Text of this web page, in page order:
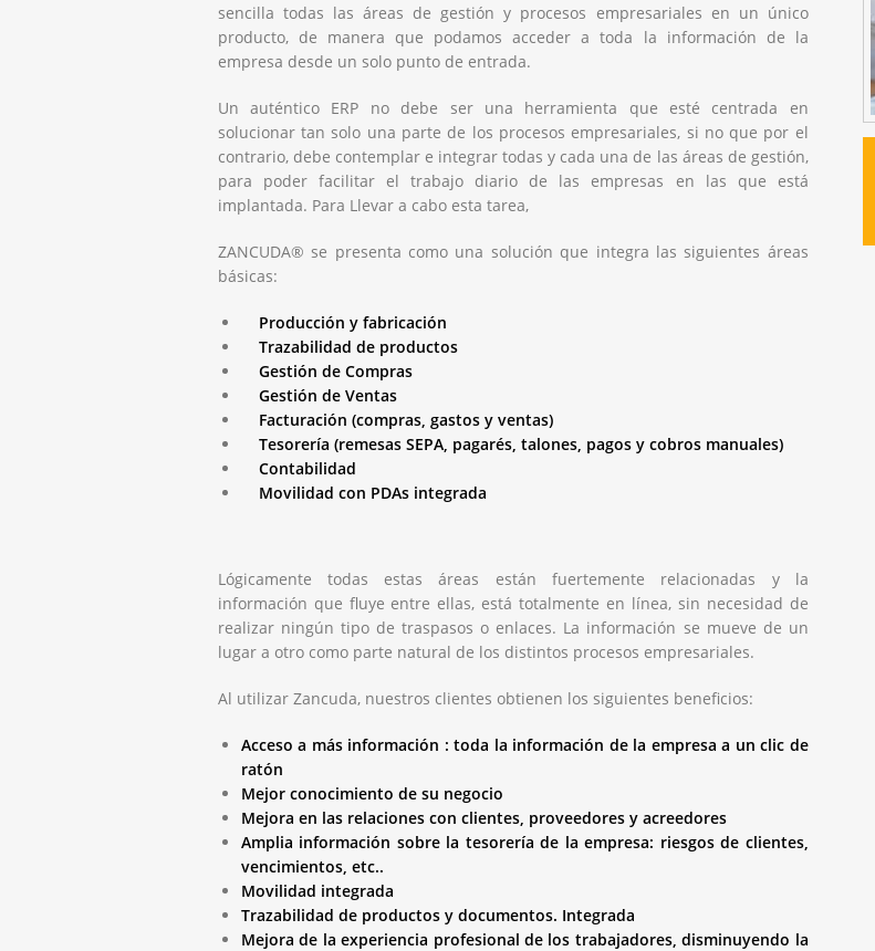
sencilla todas las áreas de gestión y procesos empresariales en un único
producto, de manera que podamos acceder a toda la información de la
empresa desde un solo punto de entrada.
Un auténtico ERP no debe ser una herramienta que esté centrada en
solucionar tan solo una parte de los procesos empresariales, si no que por el
contrario, debe contemplar e integrar todas y cada una de las áreas de gestión,
para poder facilitar el trabajo diario de las empresas en las que está
implantada. Para Llevar a cabo esta tarea,
ZANCUDA® se presenta como una solución que integra las siguientes áreas
básicas:
Producción y fabricación
Trazabilidad de productos
Gestión de Compras
Gestión de Ventas
Facturación (compras, gastos y ventas)
Tesorería (remesas SEPA, pagarés, talones, pagos y cobros manuales)
Contabilidad
Movilidad con PDAs integrada
Lógicamente todas estas áreas están fuertemente relacionadas y la
información que fluye entre ellas, está totalmente en línea, sin necesidad de
realizar ningún tipo de traspasos o enlaces. La información se mueve de un
lugar a otro como parte natural de los distintos procesos empresariales.
Al utilizar Zancuda, nuestros clientes obtienen los siguientes beneficios:
Acceso a más información : toda la información de la empresa a un clic de
ratón
Mejor conocimiento de su negocio
Mejora en las relaciones con clientes, proveedores y acreedores
Amplia información sobre la tesorería de la empresa: riesgos de clientes,
vencimientos, etc..
Movilidad integrada
Trazabilidad de productos y documentos. Integrada
Mejora de la experiencia profesional de los trabajadores, disminuyendo la